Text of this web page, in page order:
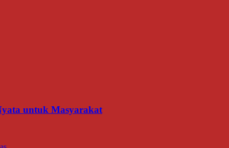
untuk Masyarakat